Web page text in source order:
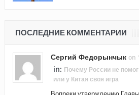
ПОСЛЕДНИЕ КОММЕНТАРИИ
Сергий Федорынчык on
in: Почему России не
или у Китая своя игра